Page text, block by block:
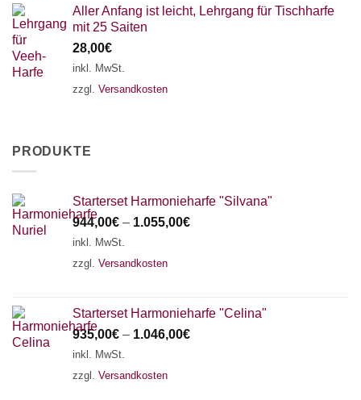
Aller Anfang ist leicht, Lehrgang für Tischharfe
mit 25 Saiten
28,00€
inkl. MwSt.
zzgl. Versandkosten
PRODUKTE
Starterset Harmonieharfe "Silvana"
944,00€ – 1.055,00€
inkl. MwSt.
zzgl. Versandkosten
Starterset Harmonieharfe "Celina"
935,00€ – 1.046,00€
inkl. MwSt.
zzgl. Versandkosten